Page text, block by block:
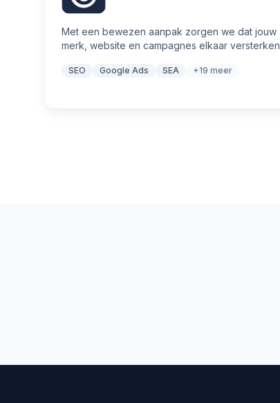
Met een bewezen aanpak zorgen we dat jouw
merk, website en campagnes elkaar versterken
SEO Google Ads SEA +19 meer